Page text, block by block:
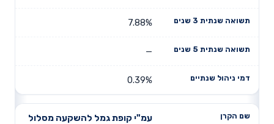
7.88%
—
0.39%
עמ"י קופת גמל להשקעה מסלול